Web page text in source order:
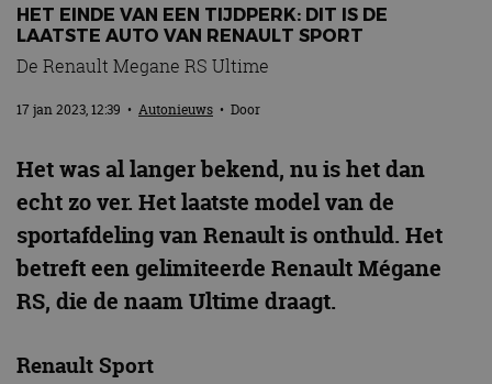
MotorRAI.nl
HET EINDE VAN EEN TIJDPERK: DIT IS DE
LAATSTE AUTO VAN RENAULT SPORT
De Renault Megane RS Ultime
17 jan 2023, 12:39 • Autonieuws • Door
Het was al langer bekend, nu is het dan
echt zo ver. Het laatste model van de
sportafdeling van Renault is onthuld. Het
betreft een gelimiteerde Renault Mégane
RS, die de naam Ultime draagt.
Renault Sport